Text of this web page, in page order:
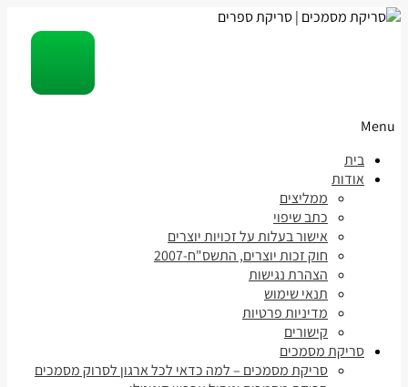
Skip בית
אודות
ממליצים
כתב שיפוי
אישור בעלות על זכויות יוצרים
חוק זכות יוצרים, התשס"ח-2007
הצהרת נגישות
תנאי שימוש
מדיניות פרטיות
קישורים
סריקת מסמכים
סריקת מסמכים – למה כדאי לכל ארגון לסרוק מסמכים